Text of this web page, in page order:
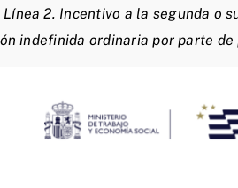
2. Incentivo a la segunda
indefinida ordinaria por parte de